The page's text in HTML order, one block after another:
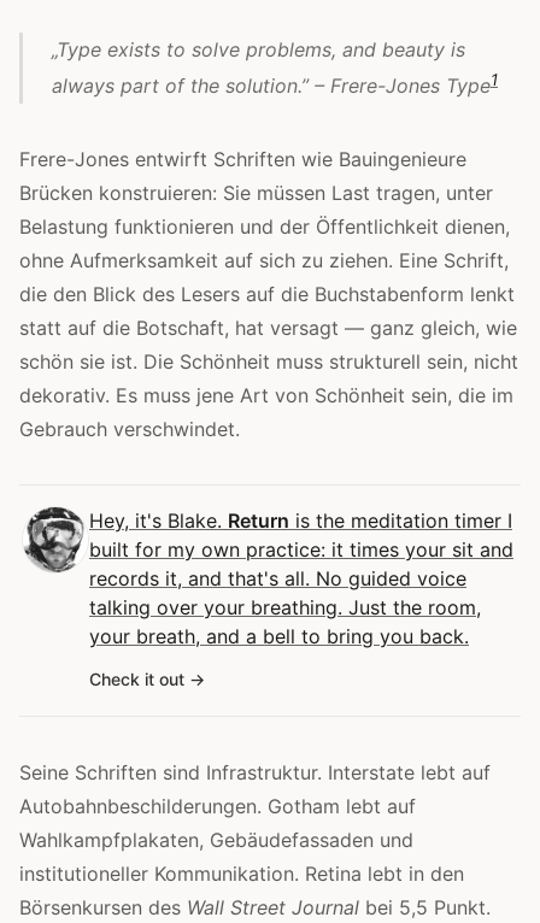
„Type exists to solve problems, and beauty is
always part of the solution.” – Frere-Jones Type1
Frere-Jones entwirft Schriften wie Bauingenieure
Brücken konstruieren: Sie müssen Last tragen, unter
Belastung funktionieren und der Öffentlichkeit dienen,
ohne Aufmerksamkeit auf sich zu ziehen. Eine Schrift,
die den Blick des Lesers auf die Buchstabenform lenkt
statt auf die Botschaft, hat versagt — ganz gleich, wie
schön sie ist. Die Schönheit muss strukturell sein, nicht
dekorativ. Es muss jene Art von Schönheit sein, die im
Gebrauch verschwindet.
Hey, it's Blake. Return is the meditation timer I
built for my own practice: it times your sit and
records it, and that's all. No guided voice
talking over your breathing. Just the room,
your breath, and a bell to bring you back.
Check it out
Seine Schriften sind Infrastruktur. Interstate lebt auf
Autobahnbeschilderungen. Gotham lebt auf
Wahlkampfplakaten, Gebäudefassaden und
institutioneller Kommunikation. Retina lebt in den
Börsenkursen des Wall Street Journal bei 5,5 Punkt.